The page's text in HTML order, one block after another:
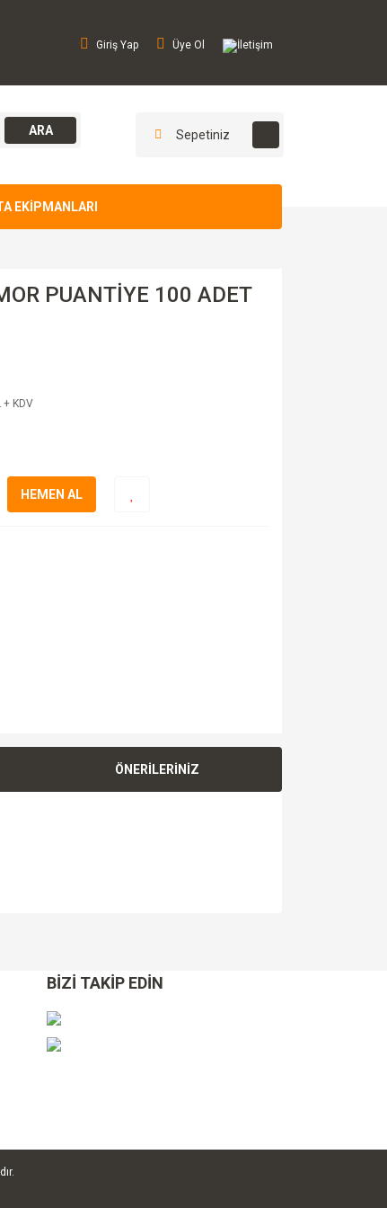
Giriş Yap Üye Ol İletişim
ARA Sepetiniz
EKİPMANLARI
PUANTİYE 100 ADET
+ KDV
HEMEN AL
ÖNERİLERİNİZ
BİZİ TAKİP EDİN